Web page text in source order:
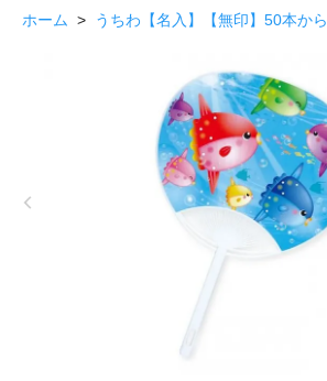
ホーム > うちわ【名入】【無印】50本から